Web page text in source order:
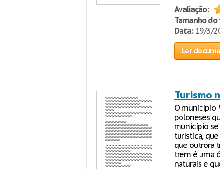
Avaliação:
Tamanho
Data:19/3/
Ler
Turismo
O município
poloneses
município
turística, que
que outrora
trem é uma
naturais e